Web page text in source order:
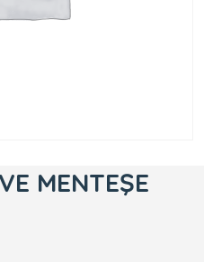
MENTEŞE